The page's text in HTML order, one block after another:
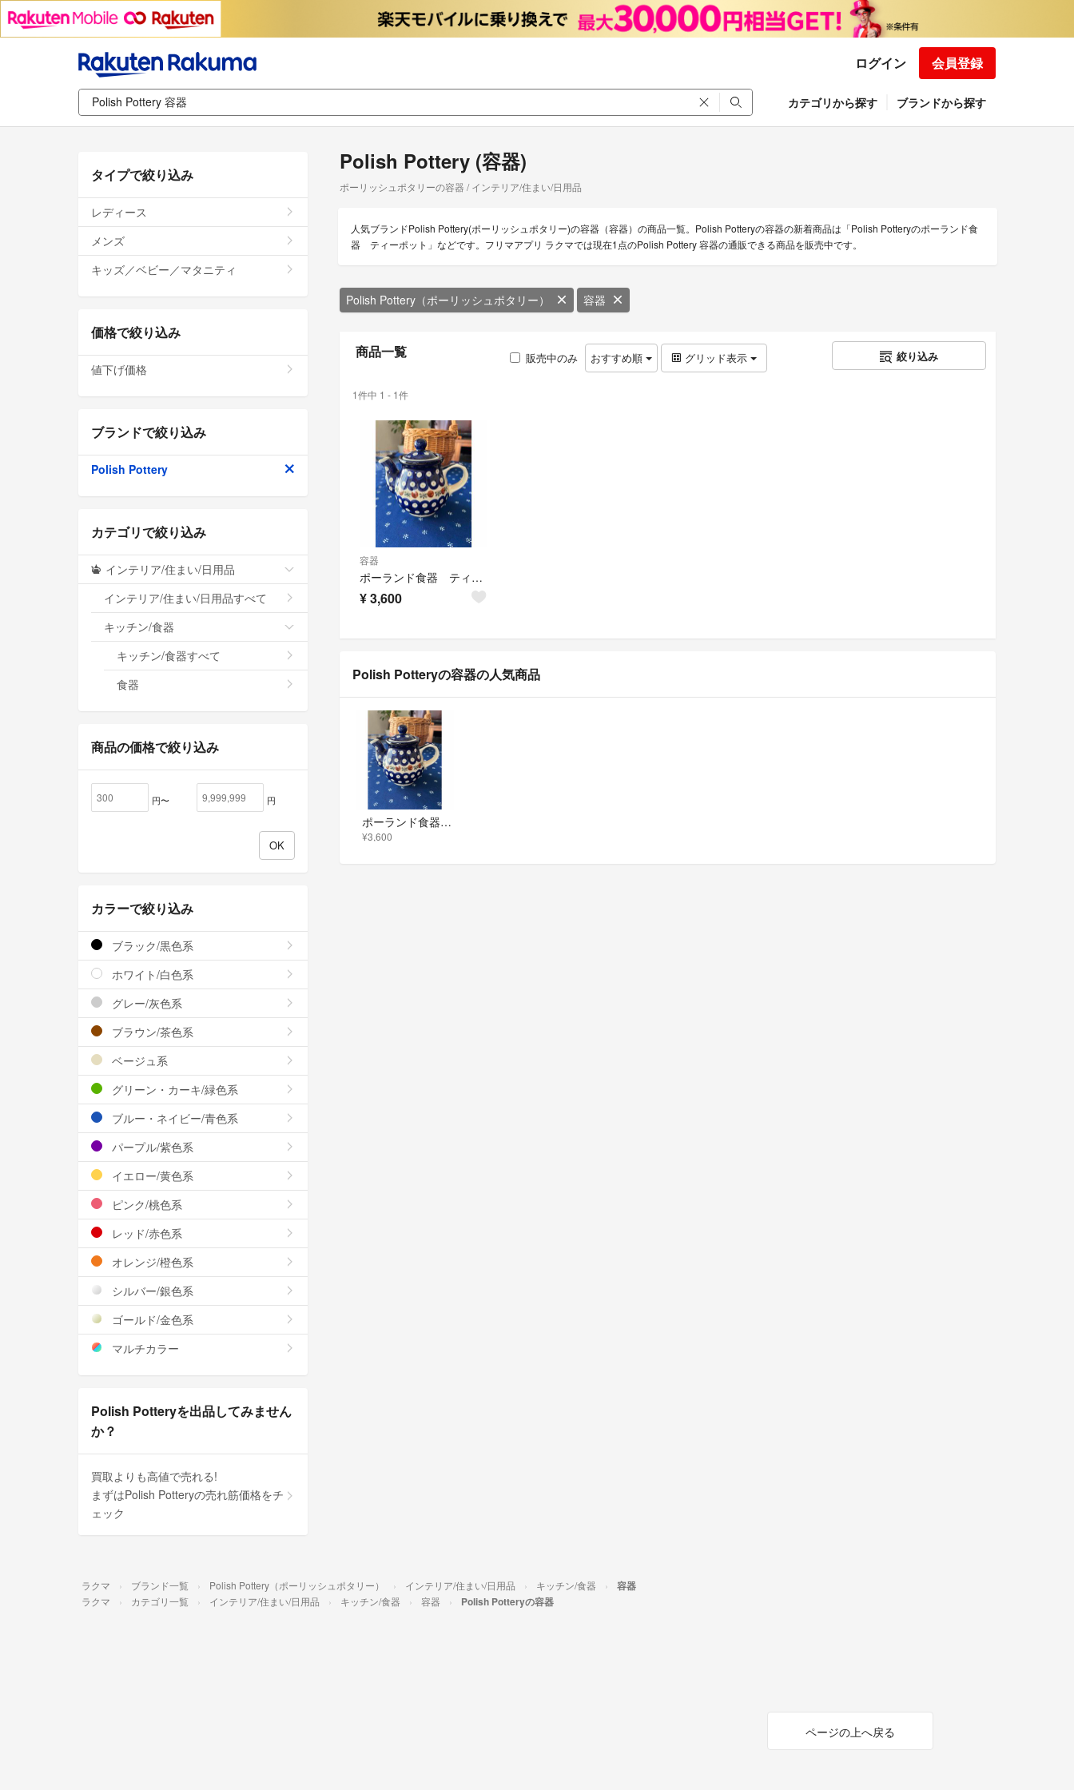
ログイン 会員登録
カテゴリから探す ブランドから探す
Polish Pottery (容器)
ポーリッシュポタリーの容器 / インテリア/住まい/日用品
人気ブランドPolish Pottery(ポーリッシュポタリー)の容器（容器）の商品一覧。Polish Potteryの容器の新着商品は「Polish Potteryのポーランド食
器 ティーポット」などです。フリマアプリ ラクマでは現在1点のPolish Pottery 容器の通販できる商品を販売中です。
Polish Pottery（ポーリッシュポタリー） 容器
商品一覧 販売中のみ おすすめ順 グリッド表示 絞り込み
1件中 1 - 1件
容器
ポーランド食器 ティーポット
¥3,600
Polish Potteryの容器の人気商品
ポーランド食器 ティーポット
¥3,600
タイプで絞り込み
レディース
メンズ
キッズ／ベビー／マタニティ
価格で絞り込み
値下げ価格
ブランドで絞り込み
Polish Pottery
カテゴリで絞り込み
インテリア/住まい/日用品
インテリア/住まい/日用品すべて
キッチン/食器
キッチン/食器すべて
食器
商品の価格で絞り込み
円〜 円
カラーで絞り込み
ブラック/黒色系
ホワイト/白色系
グレー/灰色系
ブラウン/茶色系
ベージュ系
グリーン・カーキ/緑色系
ブルー・ネイビー/青色系
パープル/紫色系
イエロー/黄色系
ピンク/桃色系
レッド/赤色系
オレンジ/橙色系
シルバー/銀色系
ゴールド/金色系
マルチカラー
Polish Potteryを出品してみません
か？
買取よりも高値で売れる!
まずはPolish Potteryの売れ筋価格をチ
ェック
ラクマ ブランド一覧 Polish Pottery（ポーリッシュポタリー） インテリア/住まい/日用品 キッチン/食器 容器
ラクマ カテゴリ一覧 インテリア/住まい/日用品 キッチン/食器 容器 Polish Potteryの容器
ページの上へ戻る